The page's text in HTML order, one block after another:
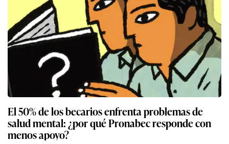
El 50% de los becarios enfrenta problemas de
salud mental: ¿por qué Pronabec responde con
menos apoyo?